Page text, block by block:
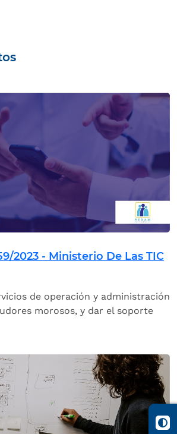
2023 - Ministerio De Las TIC
de operación y administración
morosos, y dar el soporte